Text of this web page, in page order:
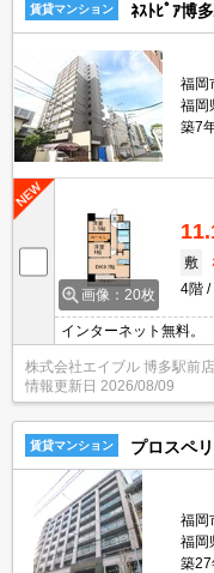
賃貸マンション ﾈｽﾄﾋﾟｱ博
福岡
福岡
築7
画像：20枚
敷
4階
インターネット無料。
株式会社エイブル 博多駅前店
情報更新日 2026/08/09
賃貸マンション プロスペ
福岡
福岡
築27